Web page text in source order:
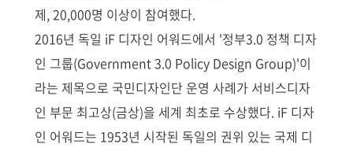
제, 20,000명 이상이 참여했다.
2016년 독일 iF 디자인 어워드에서 '정부3.0 정책 디자
인 그룹(Government 3.0 Policy Design Group)'이
라는 제목으로 국민디자인단 운영 사례가 서비스디자
인 부문 최고상(금상)을 세계 최초로 수상했다. iF 디자
인 어워드는 1953년 시작된 독일의 권위 있는 국제 디